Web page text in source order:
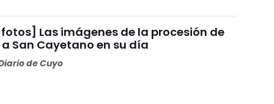
Las imágenes de la procesión de
San Cayetano en su día
de Cuyo